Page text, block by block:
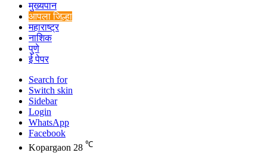
मुख्यपान
आपला जिल्हा
महाराष्ट्र
नाशिक
पुणे
ई पेपर
Search for
Switch skin
Sidebar
Login
WhatsApp
Facebook
Kopargaon 28 ℃